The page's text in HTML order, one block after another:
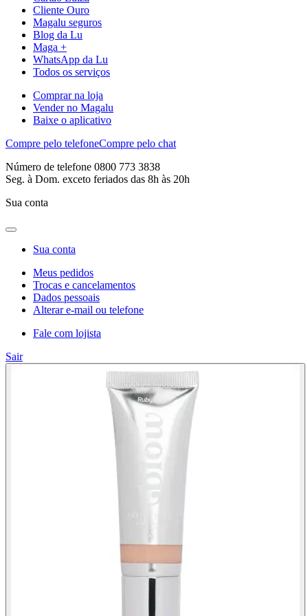
Cliente Ouro
Magalu seguros
Blog da Lu
Maga +
WhatsApp da Lu
Todos os serviços
Comprar na loja
Vender no Magalu
Baixe o aplicativo
Compre pelo telefoneCompre pelo chat
Número de telefone 0800 773 3838
Seg. à Dom. exceto feriados das 8h às 20h
Sua conta
Sua conta
Meus pedidos
Trocas e cancelamentos
Dados pessoais
Alterar e-mail ou telefone
Fale com lojista
Sair